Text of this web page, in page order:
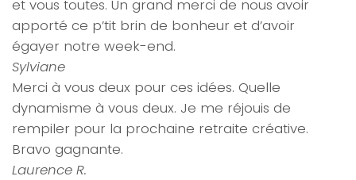
et vous toutes. Un grand merci de nous avoir
apporté ce p’tit brin de bonheur et d’avoir
égayer notre week-end.
Sylviane
Merci à vous deux pour ces idées. Quelle
dynamisme à vous deux. Je me réjouis de
rempiler pour la prochaine retraite créative.
Bravo gagnante.
Laurence R.